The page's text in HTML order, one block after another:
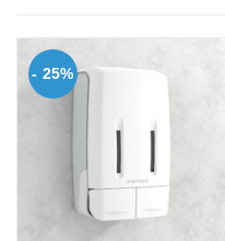
- 25%